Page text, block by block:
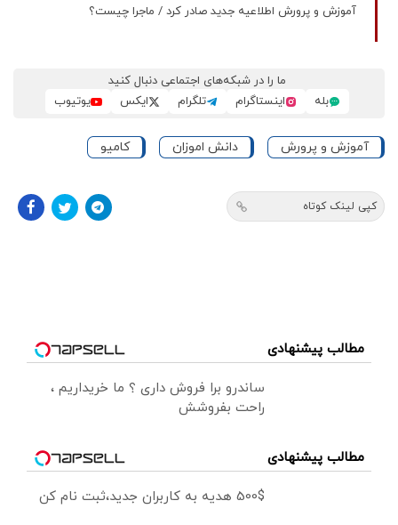
آموزش و پرورش اطلاعیه جدید صادر کرد / ماجرا چیست؟
ما را در شبکه‌های اجتماعی دنبال کنید
بله
اینستاگرام تلگرام ایکس یوتیوب
آموزش و پرورش دانش اموزان کامیو
کپی لینک کوتاه
مطالب پیشنهادی
ساندرو برا فروش داری ؟ ما خریداریم ،
راحت بفروشش
مطالب پیشنهادی
500$ هدیه به کاربران جدید،ثبت نام کن